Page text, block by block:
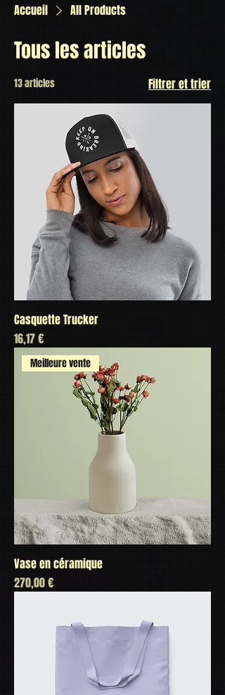
Accueil All Products
Tous les articles
13 articles Filtrer et trier
Casquette Trucker
Prix
16,17 €
Meilleure vente
Vase en céramique
Prix
270,00 €